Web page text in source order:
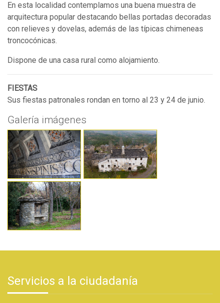
En esta localidad contemplamos una buena muestra de
arquitectura popular destacando bellas portadas decoradas
con relieves y dovelas, además de las típicas chimeneas
troncocónicas.
Dispone de una casa rural como alojamiento.
FIESTAS
Sus fiestas patronales rondan en torno al 23 y 24 de junio.
Galería imágenes
Servicios a la ciudadanía